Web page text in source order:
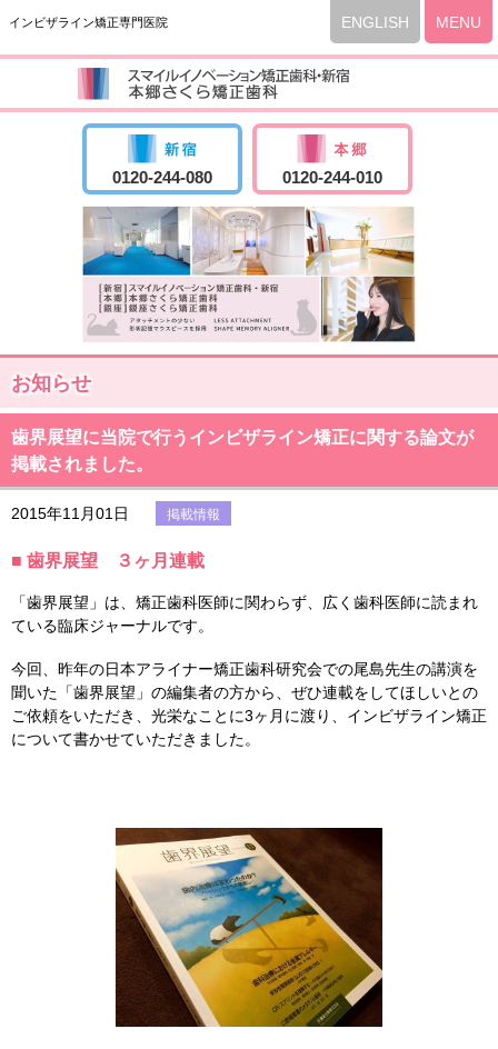
インビザライン矯正専門医院 ENGLISH MENU
0120-244-080 0120-244-010
お知らせ
歯界展望に当院で行うインビザライン矯正に関する論文が
掲載されました。
2015年11月01日 掲載情報
■ 歯界展望 ３ヶ月連載
「歯界展望」は、矯正歯科医師に関わらず、広く歯科医師に読まれ
ている臨床ジャーナルです。
今回、昨年の日本アライナー矯正歯科研究会での尾島先生の講演を
聞いた「歯界展望」の編集者の方から、ぜひ連載をしてほしいとの
ご依頼をいただき、光栄なことに3ヶ月に渡り、インビザライン矯正
について書かせていただきました。